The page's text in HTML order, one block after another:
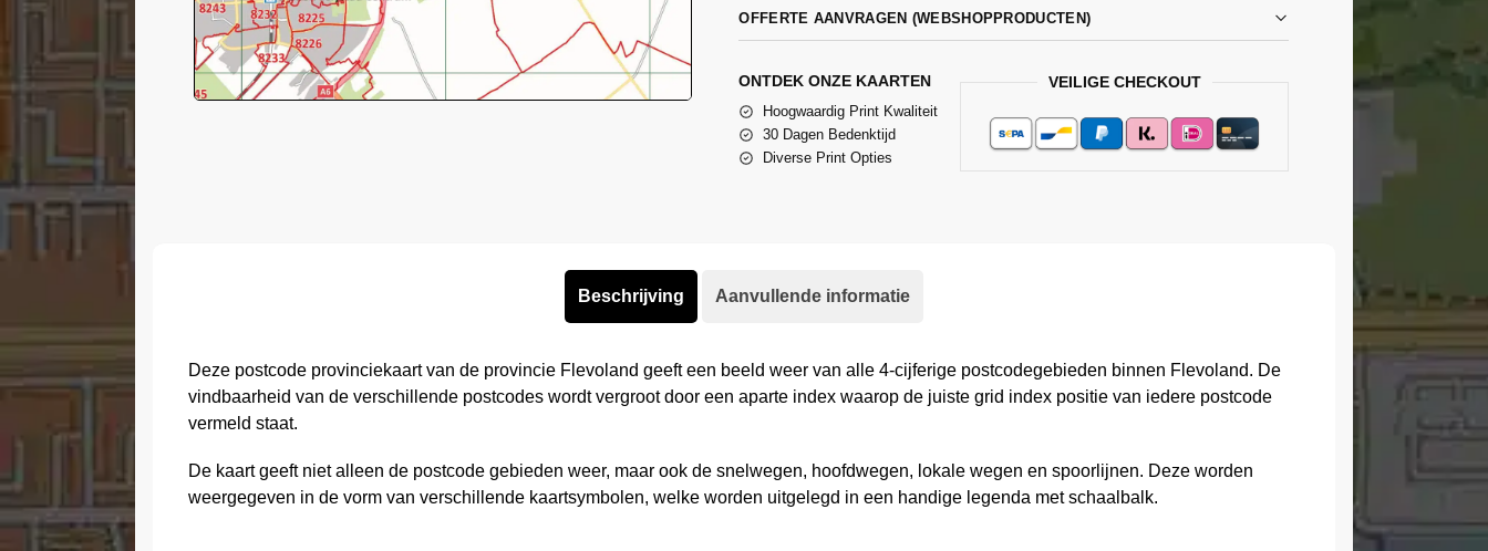
OFFERTE AANVRAGEN (WEBSHOPPRODUCTEN)
ONTDEK ONZE KAARTEN
Hoogwaardig Print Kwaliteit
30 Dagen Bedenktijd
Diverse Print Opties
VEILIGE CHECKOUT
Beschrijving Aanvullende informatie
Deze postcode provinciekaart van de provincie Flevoland geeft een beeld weer van alle 4-cijferige postcodegebieden binnen Flevoland. De
vindbaarheid van de verschillende postcodes wordt vergroot door een aparte index waarop de juiste grid index positie van iedere postcode
vermeld staat.
De kaart geeft niet alleen de postcode gebieden weer, maar ook de snelwegen, hoofdwegen, lokale wegen en spoorlijnen. Deze worden
weergegeven in de vorm van verschillende kaartsymbolen, welke worden uitgelegd in een handige legenda met schaalbalk.